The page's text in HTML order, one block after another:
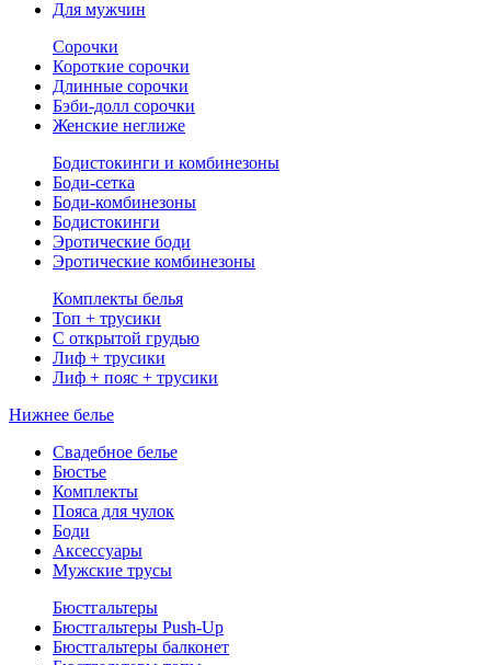
Для мужчин
Сорочки
Короткие сорочки
Длинные сорочки
Бэби-долл сорочки
Женские неглиже
Бодистокинги и комбинезоны
Боди-сетка
Боди-комбинезоны
Бодистокинги
Эротические боди
Эротические комбинезоны
Комплекты белья
Топ + трусики
С открытой грудью
Лиф + трусики
Лиф + пояс + трусики
Нижнее белье
Свадебное белье
Бюстье
Комплекты
Пояса для чулок
Боди
Аксессуары
Мужские трусы
Бюстгальтеры
Бюстгальтеры Push-Up
Бюстгальтеры балконет